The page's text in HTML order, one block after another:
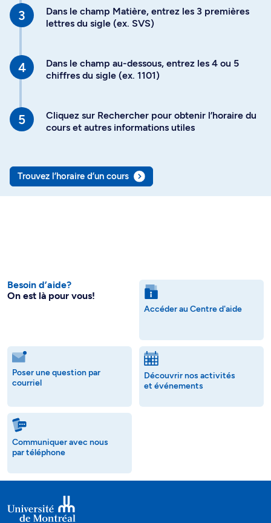
Dans le champ Matière, entrez les 3 premières
lettres du sigle (ex. SVS)
Dans le champ au-dessous, entrez les 4 ou 5
chiffres du sigle (ex. 1101)
Cliquez sur Rechercher pour obtenir l’horaire du
cours et autres informations utiles
Trouvez l’horaire d’un cours
Besoin d’aide?
On est là pour vous!
Accéder au Centre d'aide
Poser une question par
courriel
Découvrir nos activités
et événements
Communiquer avec nous
par téléphone